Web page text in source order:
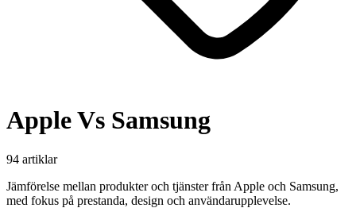
Apple Vs Samsung
94 artiklar
Jämförelse mellan produkter och tjänster från Apple och Samsung,
med fokus på prestanda, design och användarupplevelse.